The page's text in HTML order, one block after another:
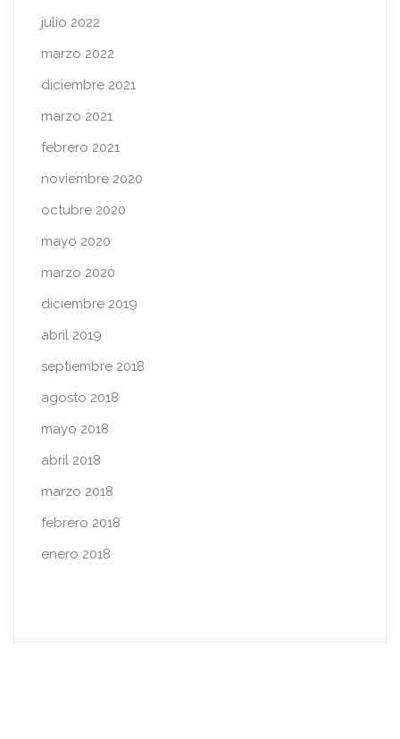
julio 2022
marzo 2022
diciembre 2021
marzo 2021
febrero 2021
noviembre 2020
octubre 2020
mayo 2020
marzo 2020
diciembre 2019
abril 2019
septiembre 2018
agosto 2018
mayo 2018
abril 2018
marzo 2018
febrero 2018
enero 2018